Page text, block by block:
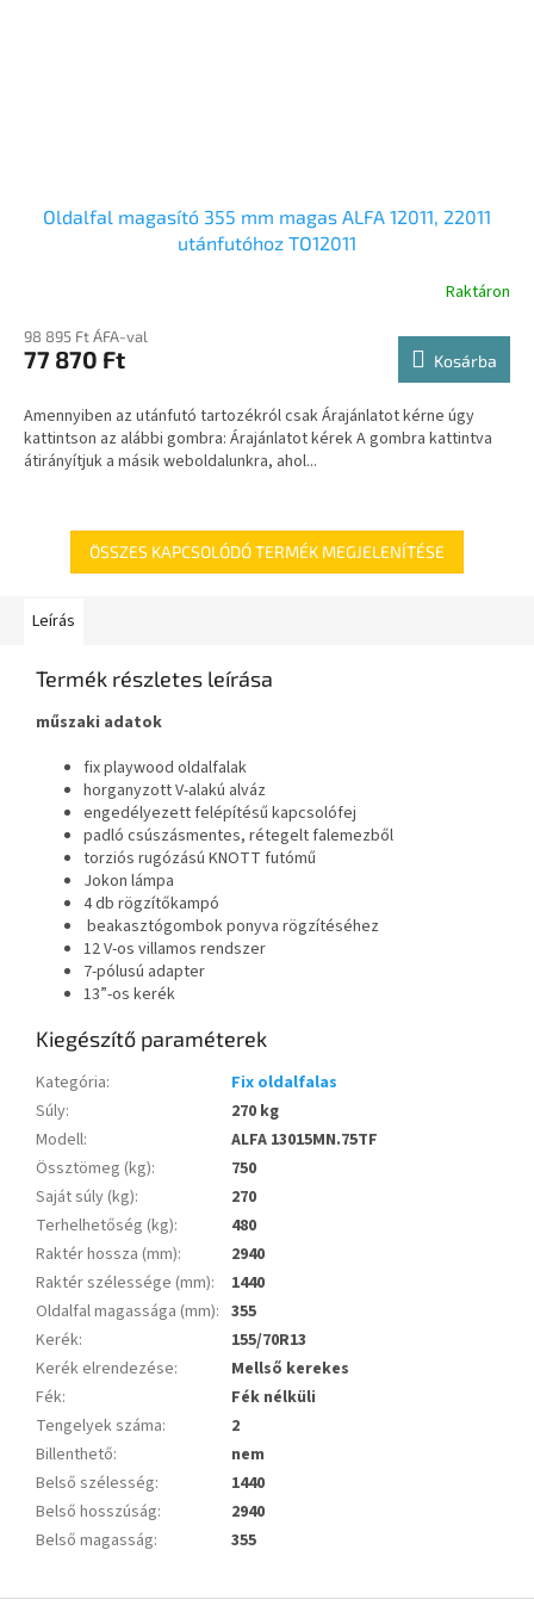
Oldalfal magasító 355 mm magas ALFA 12011, 22011
utánfutóhoz TO12011
Raktáron
98 895 Ft ÁFA-val
77 870 Ft Kosárba
Amennyiben az utánfutó tartozékról csak Árajánlatot kérne úgy
kattintson az alábbi gombra: Árajánlatot kérek A gombra kattintva
átirányítjuk a másik weboldalunkra, ahol...
ÖSSZES KAPCSOLÓDÓ TERMÉK MEGJELENÍTÉSE
Leírás
Termék részletes leírása
műszaki adatok
fix playwood oldalfalak
horganyzott V-alakú alváz
engedélyezett felépítésű kapcsolófej
padló csúszásmentes, rétegelt falemezből
torziós rugózású KNOTT futómű
Jokon lámpa
4 db rögzítőkampó
beakasztógombok ponyva rögzítéséhez
12 V-os villamos rendszer
7-pólusú adapter
13”-os kerék
Kiegészítő paraméterek
Kategória:
Fix oldalfalas
Súly:
270 kg
Modell:
ALFA 13015MN.75TF
Össztömeg (kg):
750
Saját súly (kg):
270
Terhelhetőség (kg):
480
Raktér hossza (mm):
2940
Raktér szélessége (mm):
1440
Oldalfal magassága (mm): 355
Kerék:
155/70R13
Kerék elrendezése:
Mellső kerekes
Fék:
Fék nélküli
Tengelyek száma:
2
Billenthető:
nem
Belső szélesség:
1440
Belső hosszúság:
2940
Belső magasság: 355